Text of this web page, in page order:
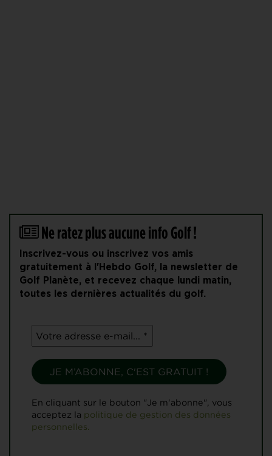
Ne ratez plus aucune info Golf !
Inscrivez-vous ou inscrivez vos amis
gratuitement à l'Hebdo Golf, la newsletter de
Golf Planète, et recevez chaque lundi matin,
toutes les dernières actualités du golf.
En cliquant sur le bouton "Je m'abonne", vous
acceptez la politique de gestion des données
personnelles.